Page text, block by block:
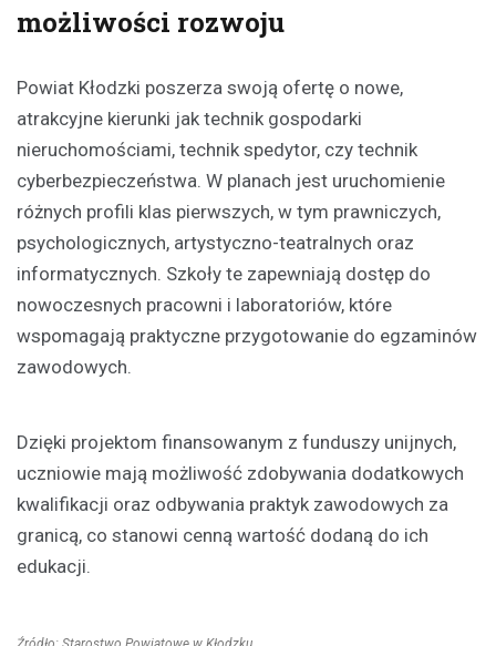
możliwości rozwoju
Powiat Kłodzki poszerza swoją ofertę o nowe,
atrakcyjne kierunki jak technik gospodarki
nieruchomościami, technik spedytor, czy technik
cyberbezpieczeństwa. W planach jest uruchomienie
różnych profili klas pierwszych, w tym prawniczych,
psychologicznych, artystyczno-teatralnych oraz
informatycznych. Szkoły te zapewniają dostęp do
nowoczesnych pracowni i laboratoriów, które
wspomagają praktyczne przygotowanie do egzaminów
zawodowych.
Dzięki projektom finansowanym z funduszy unijnych,
uczniowie mają możliwość zdobywania dodatkowych
kwalifikacji oraz odbywania praktyk zawodowych za
granicą, co stanowi cenną wartość dodaną do ich
edukacji.